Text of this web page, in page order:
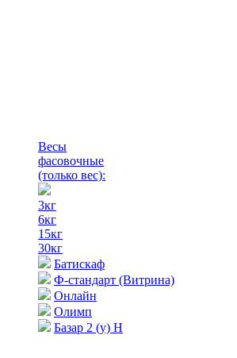
Весы
фасовочные
(только вес):
3кг
6кг
15кг
30кг
Батискаф
Ф-стандарт (Витрина)
Онлайн
Олимп
Базар 2 (у) Н